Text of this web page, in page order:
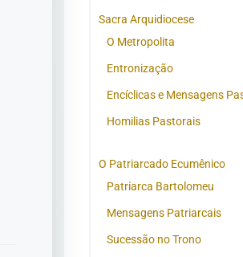
Sacra Arquidiocese
O Metropolita
Entronização
Encíclicas e Mensagens
Homilias Pastorais
O Patriarcado Ecumênico
Patriarca Bartolomeu
Mensagens Patriarcais
Sucessão no Trono